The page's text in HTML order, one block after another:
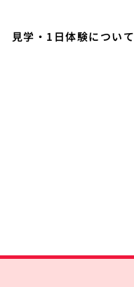
見学・1日体験について